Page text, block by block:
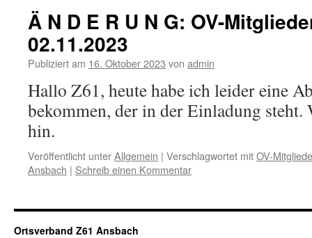
Ä N D E R U N G: OV-
02.11.2023
Publiziert am 16. Oktober 2023 von admin
Hallo Z61, heute habe ich leider eine
bekommen, der in der Einladung steht.
hin.
Veröffentlicht unterAllgemein | Verschlagwortet mitOV-
Ansbach | Schreib einen Kommentar
Ortsverband Z61 Ansbach